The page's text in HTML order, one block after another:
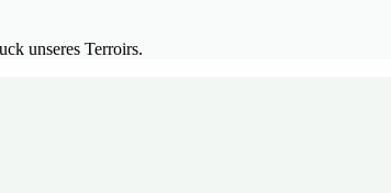
unseres Terroirs.